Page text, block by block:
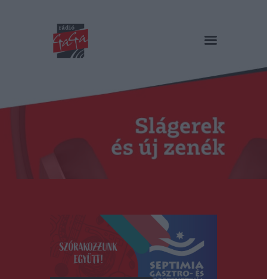
RÁDIÓ GAGA
Műsorok
Duma Duba
Podcast és videók
Stáb
Kapcsolat